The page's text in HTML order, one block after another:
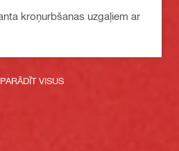
kroņurbšanas uzgaļiem ar
PARĀDĪT VISUS